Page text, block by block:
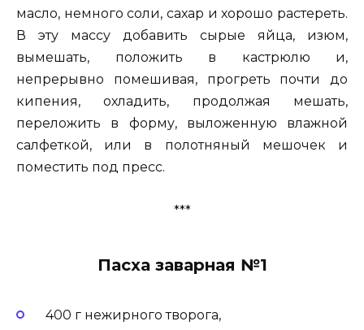
масло, немного соли, сахар и хорошо растереть.
В эту массу добавить сырые яйца, изюм,
вымешать, положить в кастрюлю и,
непрерывно помешивая, прогреть почти до
кипения, охладить, продолжая мешать,
переложить в форму, выложенную влажной
салфеткой, или в полотняный мешочек и
поместить под пресс.
***
Пасха заварная №1
400 г нежирного творога,